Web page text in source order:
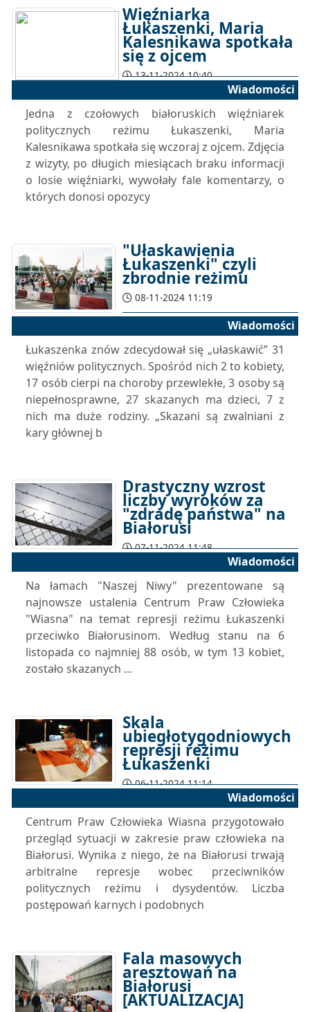
Więźniarka
Łukaszenki, Maria
Kalesnikawa spotkała
się z ojcem
13-11-2024 10:40
Wiadomości
Jedna z czołowych białoruskich więźniarek
politycznych reżimu Łukaszenki, Maria
Kalesnikawa spotkała się wczoraj z ojcem. Zdjęcia
z wizyty, po długich miesiącach braku informacji
o losie więźniarki, wywołały fale komentarzy, o
których donosi opozycy
"Ułaskawienia
Łukaszenki" czyli
zbrodnie reżimu
08-11-2024 11:19
Wiadomości
Łukaszenka znów zdecydował się „ułaskawić” 31
więźniów politycznych. Spośród nich 2 to kobiety,
17 osób cierpi na choroby przewlekłe, 3 osoby są
niepełnosprawne, 27 skazanych ma dzieci, 7 z
nich ma duże rodziny. „Skazani są zwalniani z
kary głównej b
Drastyczny wzrost
liczby wyroków za
"zdradę państwa" na
Białorusi
07-11-2024 11:48
Wiadomości
Na łamach "Naszej Niwy" prezentowane są
najnowsze ustalenia Centrum Praw Człowieka
"Wiasna" na temat represji reżimu Łukaszenki
przeciwko Białorusinom. Według stanu na 6
listopada co najmniej 88 osób, w tym 13 kobiet,
zostało skazanych ...
Skala
ubiegłotygodniowych
represji reżimu
Łukaszenki
06-11-2024 11:14
Wiadomości
Centrum Praw Człowieka Wiasna przygotowało
przegląd sytuacji w zakresie praw człowieka na
Białorusi. Wynika z niego, że na Białorusi trwają
arbitralne represje wobec przeciwników
politycznych reżimu i dysydentów. Liczba
postępowań karnych i podobnych
Fala masowych
aresztowań na
Białorusi
[AKTUALIZACJA]